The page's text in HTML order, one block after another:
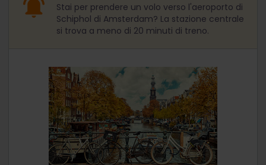
Stai per prendere un volo verso l'aeroporto di
Schiphol di Amsterdam? La stazione centrale
si trova a meno di 20 minuti di treno.